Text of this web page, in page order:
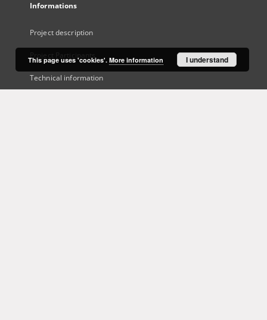
Informations
Project description
Project Participants
Technical information
This page uses 'cookies'. More information I understand